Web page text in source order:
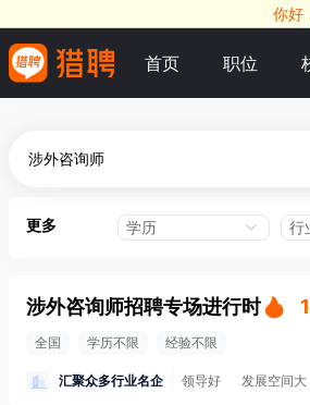
你好
首页 职位
更多 学历 行
涉外咨询师招聘专场进行时
全国 学历不限 经验不限
汇聚众多行业名企 领导好 发展空间大